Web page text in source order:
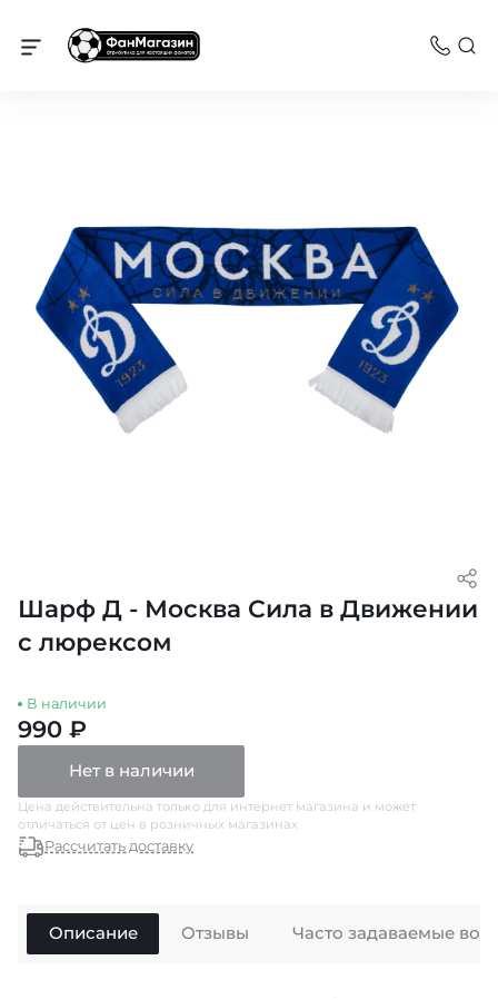
Динамо
Шарф Д - Москва Сила в Движении
с люрексом
В наличии
990 ₽
Нет в наличии
Цена действительна только для интернет магазина и может
отличаться от цен в розничных магазинах
Рассчитать доставку
Описание Отзывы Часто задаваемые